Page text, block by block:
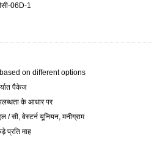
06D-1
on different options
पैकेज
के आधार पर
/ सी, वेस्टर्न यूनियन, मनीग्राम
प्रति माह